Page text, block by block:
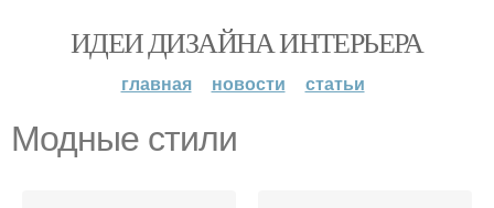
ИДЕИ ДИЗАЙНА ИНТЕРЬЕРА
главная новости статьи
Модные стили